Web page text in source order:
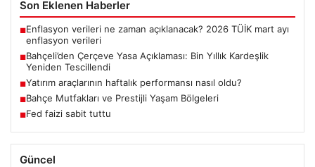
Son Eklenen Haberler
■Enflasyon verileri ne zaman açıklanacak? 2026 TÜİK mart ayı
enflasyon verileri
■Bahçeli’den Çerçeve Yasa Açıklaması: Bin Yıllık Kardeşlik
Yeniden Tescillendi
■Yatırım araçlarının haftalık performansı nasıl oldu?
■Bahçe Mutfakları ve Prestijli Yaşam Bölgeleri
■Fed faizi sabit tuttu
Güncel